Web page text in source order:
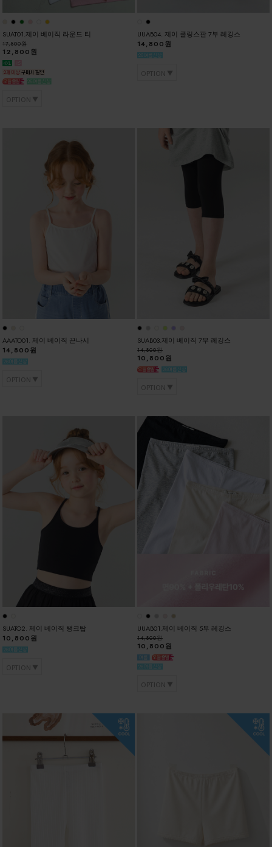
SUAT01.제이 베이직 라운드 티
17,800원
12,800원
OPTION
UUAB04. 제이 쿨링스판 7부 레깅스
14,800원
OPTION
AAATO01. 제이 베이직 끈나시
14,800원
OPTION
SUAB03.제이 베이직 7부 레깅스
14,800원
10,800원
OPTION
SUATO2. 제이 베이직 탱크탑
10,800원
OPTION
UUAB01.제이 베이직 5부 레깅스
14,800원
10,800원
OPTION